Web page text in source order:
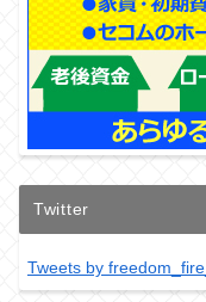
Twitter
Tweets by freedom_fire_